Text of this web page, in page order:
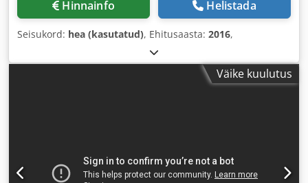
Hinnainfo Helistada
Seisukord: hea (kasutatud), Ehitusaasta: 2016,
Väike kuulutus